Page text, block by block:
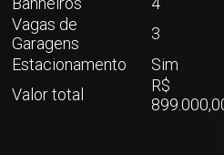
Vagas de
Garagens
3
Estacionamento
Sim
Valor total
R$